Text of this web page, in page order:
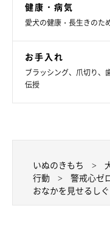
健康・病気
愛犬の健康・長生きのた
お手入れ
ブラッシング、爪切り、
伝授
いぬのきもち
行動
警戒心ゼ
おなかを見せるし